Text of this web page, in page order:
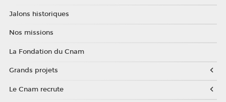
Jalons historiques
Nos missions
La Fondation du Cnam
Grands projets
Le Cnam recrute